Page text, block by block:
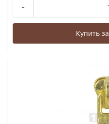
-
Купить за